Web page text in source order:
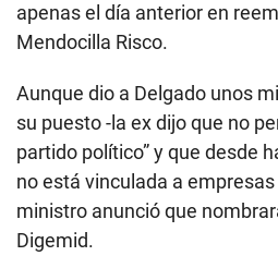
apenas el día anterior en
Mendocilla Risco.
Aunque dio a Delgado unos
su puesto -la ex dijo que no
partido político” y que desde
no está vinculada a
ministro anunció que
Digemid.